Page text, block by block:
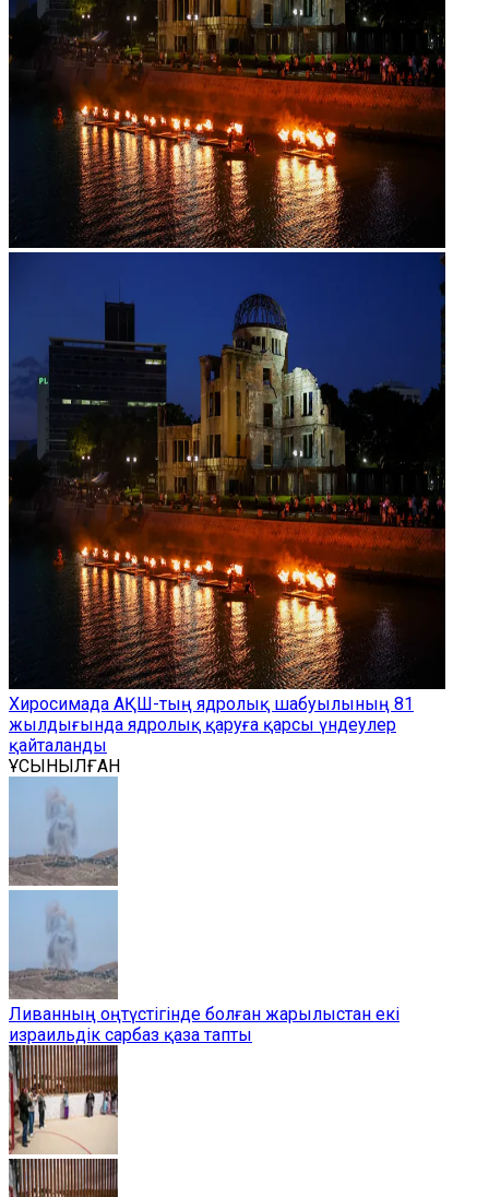
Хиросимада АҚШ-тың ядролық шабуылының 81
жылдығында ядролық қаруға қарсы үндеулер
қайталанды
ҰСЫНЫЛҒАН
Ливанның оңтүстігінде болған жарылыстан екі
израильдік сарбаз қаза тапты